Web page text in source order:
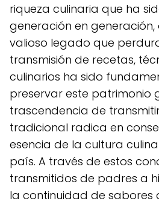
riqueza culinaria que ha
generación en
valioso legado que
transmisión de recetas,
culinarios ha sido
preservar este patrimonio
trascendencia de
tradicional radica en
esencia de la cultura
país. A través de estos
transmitidos de padres a
la continuidad de sabores